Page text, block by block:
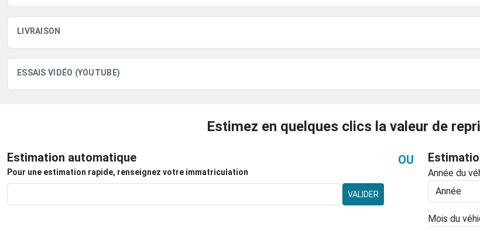
LIVRAISON
ESSAIS VIDÉO (YOUTUBE)
Estimez en quelques clics la valeur de
Estimation automatique
Pour une estimation rapide, renseignez votre immatriculation
VALIDER
OU
Année du
Mois du